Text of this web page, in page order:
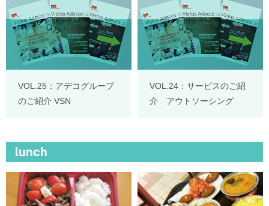
VOL.25：アデコグループ
のご紹介 VSN
VOL.24：サービスのご紹
介 アウトソーシング
lunch